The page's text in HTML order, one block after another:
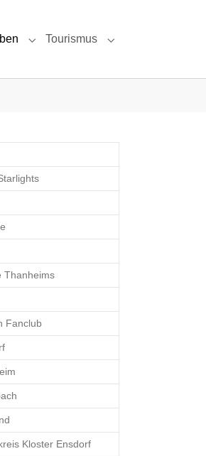
& Verwaltung"
Submenu for "Gemeindeleben"
Tourismus
Submenu for
Thanheims
Fanclub
Kloster Ensdorf